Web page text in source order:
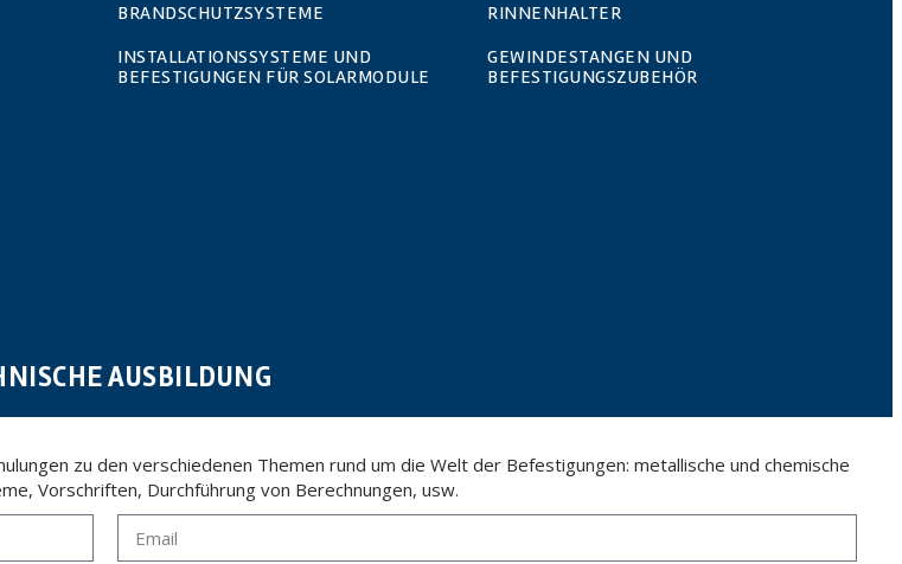
BRANDSCHUTZSYSTEME
RINNENHALTER
INSTALLATIONSSYSTEME UND
BEFESTIGUNGEN FÜR SOLARMODULE
GEWINDESTANGEN UND
BEFESTIGUNGSZUBEHÖR
AUSBILDUNG
zu den verschiedenen Themen rund um die Welt der Befestigungen: metallische und chemische
Vorschriften, Durchführung von Berechnungen, usw.